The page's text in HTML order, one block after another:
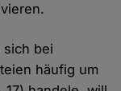
sich bei
häufig um